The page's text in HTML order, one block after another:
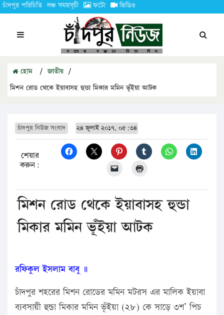
চাঁদপুর পরিচিতি লঞ্চ সময়সূচী ফটো ভিডিও
হোম / জাতীয় /
মিশন রোড থেকে ইয়াবাসহ হুন্ডা মিকার মমিন ভূঁইয়া আটক
চাঁদপুর নিউজ সংবাদ ২৪ জুলাই ২০১৭, ০৫:৩৪
শেয়ার
করুন:
মিশন রোড থেকে ইয়াবাসহ হুন্ডা
মিকার মমিন ভূঁইয়া আটক
রফিকুল ইসলাম বাবু ॥
চাঁদপুর শহরের মিশন রোডের মমিন মটরস এর মালিক ইয়াবা
ব্যবসায়ী হুন্ডা মিকার মমিন ভূঁইয়া (২৮) কে সাড়ে ৩শ’ পিচ